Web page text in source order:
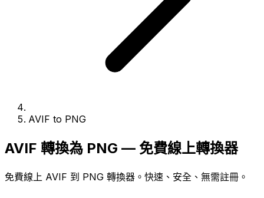
AVIF to PNG
AVIF 轉換為 PNG — 免費線上轉換器
免費線上 AVIF 到 PNG 轉換器。快速、安全、無需註冊。